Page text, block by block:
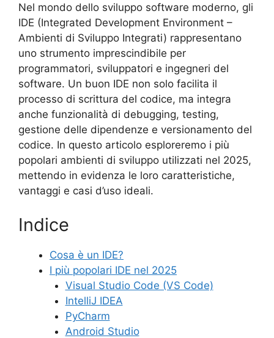
Nel mondo dello sviluppo software moderno, gli
IDE (Integrated Development Environment –
Ambienti di Sviluppo Integrati) rappresentano
uno strumento imprescindibile per
programmatori, sviluppatori e ingegneri del
software. Un buon IDE non solo facilita il
processo di scrittura del codice, ma integra
anche funzionalità di debugging, testing,
gestione delle dipendenze e versionamento del
codice. In questo articolo esploreremo i più
popolari ambienti di sviluppo utilizzati nel 2025,
mettendo in evidenza le loro caratteristiche,
vantaggi e casi d’uso ideali.
Indice
Cosa è un IDE?
I più popolari IDE nel 2025
Visual Studio Code (VS Code)
IntelliJ IDEA
PyCharm
Android Studio